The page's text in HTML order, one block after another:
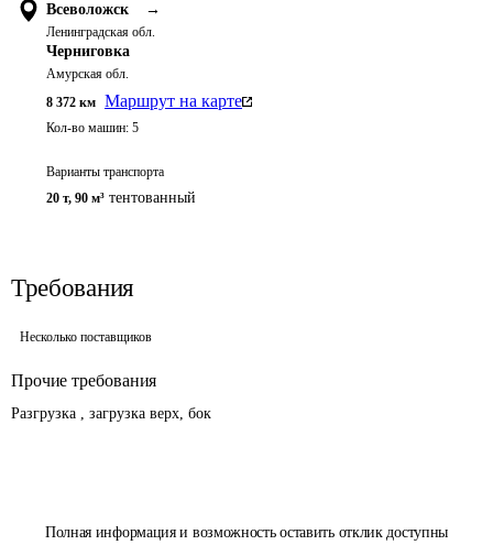
Полная информация и возможность оставить отклик доступны
Всеволожск →
Ленинградская обл.
Черниговка
Амурская обл.
8 372 км Маршрут на карте
Кол-во машин: 5
Варианты транспорта
20 т, 90 м³ тентованный
Требования
Несколько поставщиков
Прочие требования
Разгрузка , загрузка верх, бок